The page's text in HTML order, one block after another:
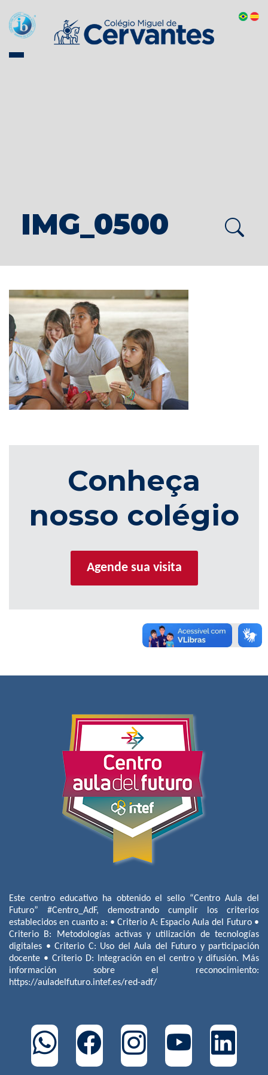
IMG_0500
Conheça
nosso colégio
Agende sua visita
Este centro educativo ha obtenido el sello “Centro Aula del
Futuro” #Centro_AdF, demostrando cumplir los criterios
establecidos en cuanto a: • Criterio A: Espacio Aula del Futuro •
Criterio B: Metodologías activas y utilización de tecnologías
digitales • Criterio C: Uso del Aula del Futuro y participación
docente • Criterio D: Integración en el centro y difusión. Más
información sobre el reconocimiento:
https://auladelfuturo.intef.es/red-adf/